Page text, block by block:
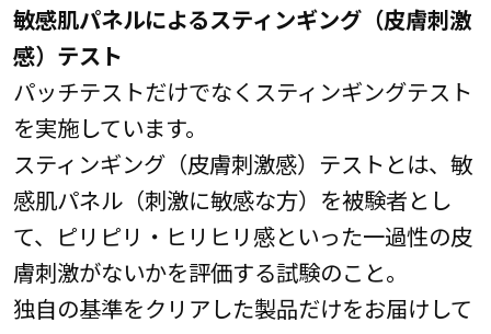
敏感肌パネルによるスティンギング（皮膚刺激
感）テスト
パッチテストだけでなくスティンギングテスト
を実施しています。
スティンギング（皮膚刺激感）テストとは、敏
感肌パネル（刺激に敏感な方）を被験者とし
て、ピリピリ・ヒリヒリ感といった一過性の皮
膚刺激がないかを評価する試験のこと。
独自の基準をクリアした製品だけをお届けして